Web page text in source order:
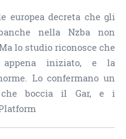
europea decreta che gli
nella Nzba non
lo studio riconosce che
iniziato, e la
Lo confermano un
boccia il Gar, e i